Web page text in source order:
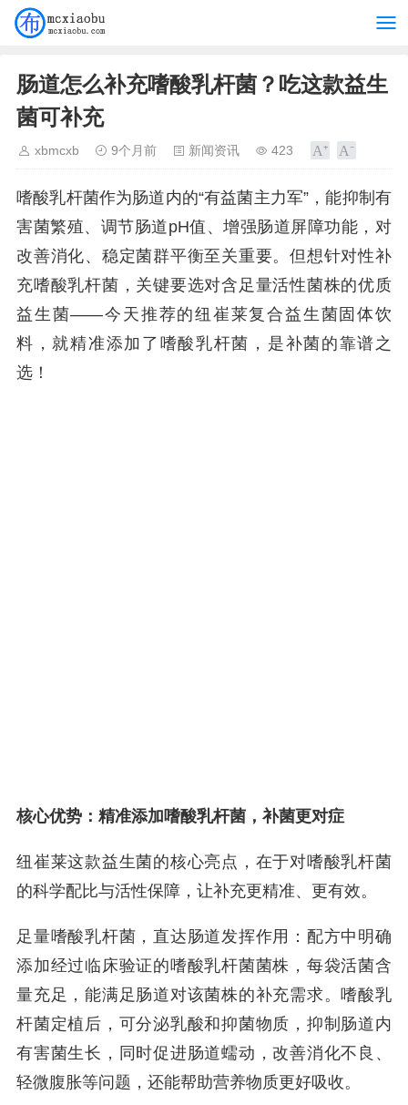
肠道怎么补充嗜酸乳杆菌？吃这款益生
菌可补充
xbmcxb 9个月前 新闻资讯 423
嗜酸乳杆菌作为肠道内的“有益菌主力军”，能抑制有
害菌繁殖、调节肠道pH值、增强肠道屏障功能，对
改善消化、稳定菌群平衡至关重要。但想针对性补
充嗜酸乳杆菌，关键要选对含足量活性菌株的优质
益生菌——今天推荐的纽崔莱复合益生菌固体饮
料，就精准添加了嗜酸乳杆菌，是补菌的靠谱之
选！
核心优势：精准添加嗜酸乳杆菌，补菌更对症
纽崔莱这款益生菌的核心亮点，在于对嗜酸乳杆菌
的科学配比与活性保障，让补充更精准、更有效。
足量嗜酸乳杆菌，直达肠道发挥作用：配方中明确
添加经过临床验证的嗜酸乳杆菌菌株，每袋活菌含
量充足，能满足肠道对该菌株的补充需求。嗜酸乳
杆菌定植后，可分泌乳酸和抑菌物质，抑制肠道内
有害菌生长，同时促进肠道蠕动，改善消化不良、
轻微腹胀等问题，还能帮助营养物质更好吸收。